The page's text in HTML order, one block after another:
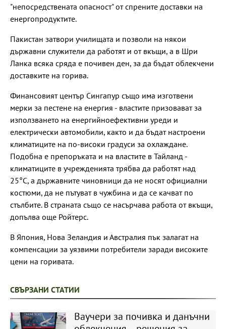
"непосредствената опасност" от спрените доставки на
енергопродуктите.
Пакистан затвори училищата и позволи на някои
държавни служители да работят и от вкъщи, а в Шри
Ланка всяка сряда е почивен ден, за да бъдат облекчени
доставките на горива.
Финансовият център Сингапур също има изготвени
мерки за пестене на енергия - властите призовават за
използването на енергийноефективни уреди и
електрически автомобили, както и да бъдат настроени
климатиците на по-високи градуси за охлаждане.
Подобна е препоръката и на властите в Тайланд -
климатиците в учрежденията трябва да работят над
25°С, а държавните чиновници да не носят официални
костюми, да не пътуват в чужбина и да се качват по
стълбите. В страната също се насърчава работа от вкъщи,
допълва още Ройтерс.
В Япония, Нова Зеландия и Австралия пък залагат на
компенсации за уязвими потребители заради високите
цени на горивата.
СВЪРЗАНИ СТАТИИ
Ваучери за почивка и данъчни